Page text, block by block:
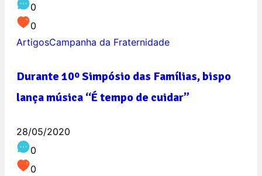
0
0
ArtigosCampanha da Fraternidade
Durante 10º Simpósio das Famílias, bispo
lança música “É tempo de cuidar”
28/05/2020
0
0